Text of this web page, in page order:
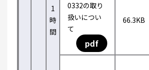
1
時
間
0332の取り
扱いについ
て
pdf
66.3KB